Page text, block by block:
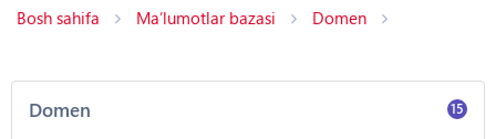
Bosh sahifa Ma’lumotlar bazasi Domen
Domen 15